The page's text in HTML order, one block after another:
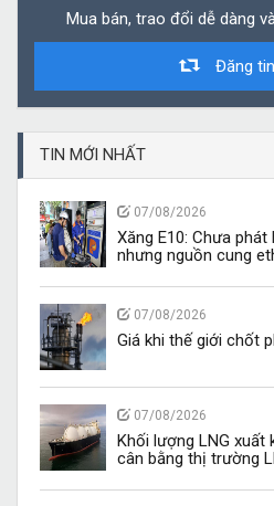
Mua bán, trao đổi dễ dàng
Đăng tin
TIN MỚI NHẤT
07/08/2026
Xăng E10: Chưa
nhưng nguồn cung
07/08/2026
Giá khi thế giới chốt
07/08/2026
Khối lượng LNG xuất
cân bằng thị trường